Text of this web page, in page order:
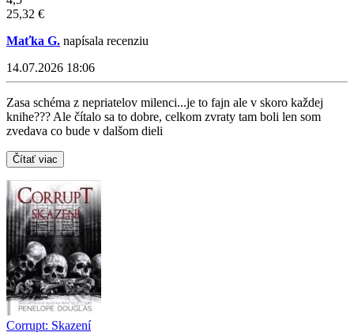
25,32 €
Maťka G. napísala recenziu
14.07.2026 18:06
Zasa schéma z nepriatelov milenci...je to fajn ale v skoro každej
knihe??? Ale čítalo sa to dobre, celkom zvraty tam boli len som
zvedava co bude v dalšom dieli
Čítať viac
Corrupt: Skazení